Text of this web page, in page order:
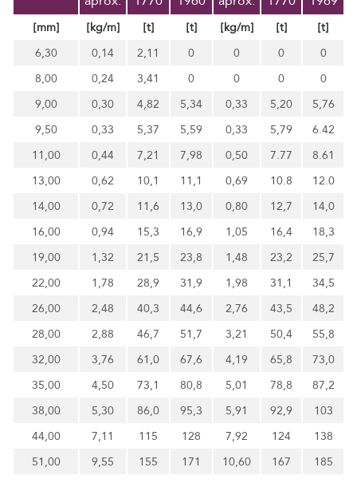
[mm] [kg/m] [t] [t] [kg/m] [t]
[t]
6,30
0,14 2,11 0 0 0
0
8,00
0,24 3,41 0 0 0
0
9,00
0,30 4,82 5,34 0,33 5,20
5,76
9,50
0,33 5,37 5,59 0,33 5,79
6.42
11,00
0,44 7,21 7,98 0,50 7.77
8.61
13,00
0,62 10,1 11,1 0,69 10.8
12.0
14,00
0,72 11,6 13,0 0,80 12,7
14,0
16,00
0,94 15,3 16,9 1,05 16,4
18,3
19,00
1,32 21,5 23,8 1,48 23,2
25,7
22,00
1,78 28,9 31,9 1,98 31,1
34,5
26,00
2,48 40,3 44,6 2,76 43,5
48,2
28,00
2,88 46,7 51,7 3,21 50,4
55,8
32,00
3,76 61,0 67,6 4,19 65,8
73,0
35,00
4,50 73,1 80,8 5,01 78,8
87,2
38,00
5,30 86,0 95,3 5,91 92,9
103
44,00
7,11 115 128 7,92 124
138
51,00
9,55 155 171 10,60 167 185